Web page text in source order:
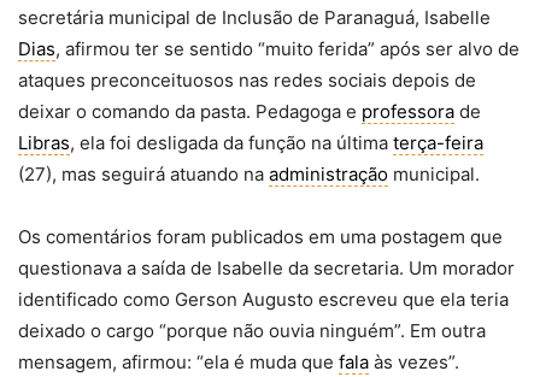
secretária municipal de Inclusão de Paranaguá, Isabelle
Dias, afirmou ter se sentido “muito ferida” após ser alvo de
ataques preconceituosos nas redes sociais depois de
deixar o comando da pasta. Pedagoga e professora de
Libras, ela foi desligada da função na última terça-feira
(27), mas seguirá atuando na administração municipal.
Os comentários foram publicados em uma postagem que
questionava a saída de Isabelle da secretaria. Um morador
identificado como Gerson Augusto escreveu que ela teria
deixado o cargo “porque não ouvia ninguém”. Em outra
mensagem, afirmou: “ela é muda que fala às vezes”.